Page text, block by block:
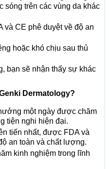
sóng trên các vùng da khác
và CE phê duyệt về độ an
hoặc khó chịu sau thủ
bạn sẽ nhận thấy sự khác
Dermatology?
một ngày được chăm
tiện nghi hiện đại.
tiến nhất, được FDA và
an toàn và chất lượng.
kinh nghiệm trong lĩnh